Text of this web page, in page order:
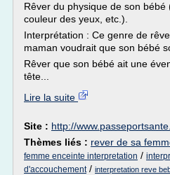
Rêver du physique de son bébé
couleur des yeux, etc.).
Interprétation : Ce genre de
maman voudrait que son bébé
Rêver que son bébé ait une
tête...
Lire la suite
Site : http://
Thèmes liés : rever de sa
femme enceinte interpretation /
d'accouchement/ interpretation reve